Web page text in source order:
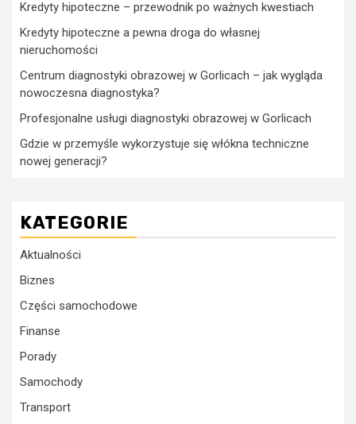
Kredyty hipoteczne – przewodnik po ważnych kwestiach
Kredyty hipoteczne a pewna droga do własnej
nieruchomości
Centrum diagnostyki obrazowej w Gorlicach – jak wygląda
nowoczesna diagnostyka?
Profesjonalne usługi diagnostyki obrazowej w Gorlicach
Gdzie w przemyśle wykorzystuje się włókna techniczne
nowej generacji?
KATEGORIE
Aktualności
Biznes
Części samochodowe
Finanse
Porady
Samochody
Transport